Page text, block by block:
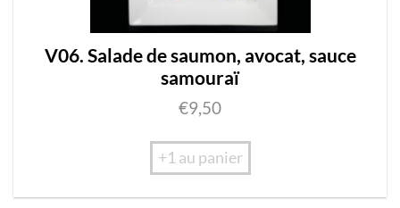
V06. Salade de saumon, avocat, sauce
samouraï
€9,50
+1 au panier